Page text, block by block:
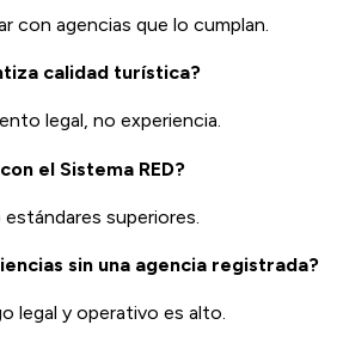
con agencias que lo cumplan.
calidad turística?
legal, no experiencia.
el Sistema RED?
estándares superiores.
sin una agencia registrada?
legal y operativo es alto.